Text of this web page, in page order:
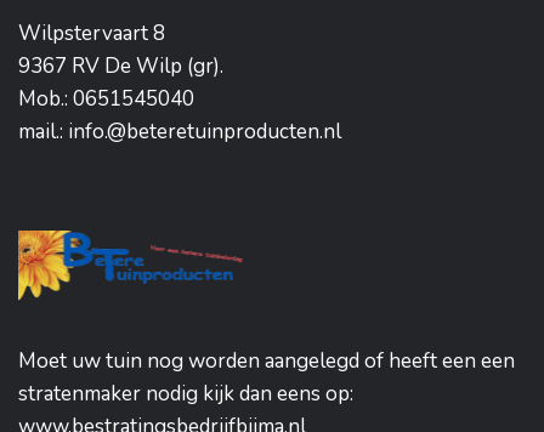
Wilpstervaart 8
9367 RV De Wilp (gr).
Mob.: 0651545040
mail.: info.@beteretuinproducten.nl
Moet uw tuin nog worden aangelegd of heeft een een
stratenmaker nodig kijk dan eens op:
www.bestratingsbedrijfbijma.nl